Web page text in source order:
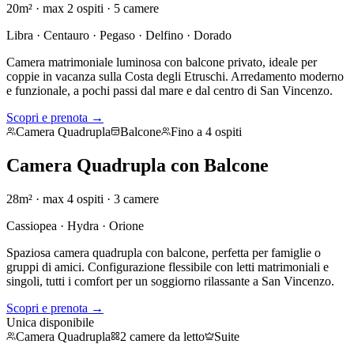
20m² · max 2 ospiti · 5 camere
Libra · Centauro · Pegaso · Delfino · Dorado
Camera matrimoniale luminosa con balcone privato, ideale per
coppie in vacanza sulla Costa degli Etruschi. Arredamento moderno
e funzionale, a pochi passi dal mare e dal centro di San Vincenzo.
Scopri e prenota →
Camera Quadrupla
Balcone Fino a 4 ospiti
Camera Quadrupla con Balcone
28m² · max 4 ospiti · 3 camere
Cassiopea · Hydra · Orione
Spaziosa camera quadrupla con balcone, perfetta per famiglie o
gruppi di amici. Configurazione flessibile con letti matrimoniali e
singoli, tutti i comfort per un soggiorno rilassante a San Vincenzo.
Scopri e prenota →
Unica disponibile
Camera Quadrupla
2 camere da letto Suite